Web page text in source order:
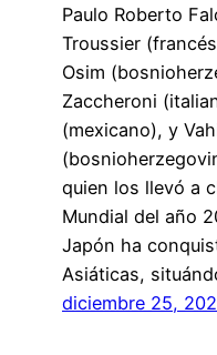
Paulo Roberto
Troussier
Osim
Zaccheroni
(mexicano), y
quien los llevó a
Mundial del año
Japón ha
Asiáticas,
diciembre 25,